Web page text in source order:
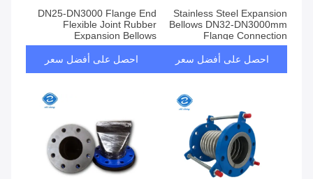
Stainless Steel Expansion
Bellows DN32-DN3000mm
Flange Connection
احصل على أفضل سعر
DN25-DN3000 Flange End
Flexible Joint Rubber
Expansion Bellows
احصل على أفضل سعر